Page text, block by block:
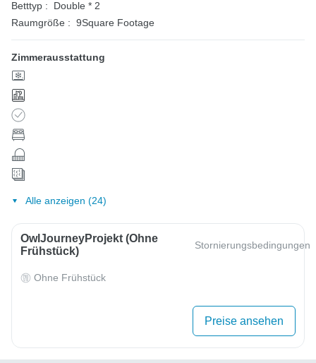
Betttyp :
Double * 2
Raumgröße : 9Square Footage
Zimmerausstattung
Alle anzeigen (24)
OwlJourneyProjekt (ohne
Frühstück)
Stornierungsbedingungen
Ohne Frühstück
Preise ansehen